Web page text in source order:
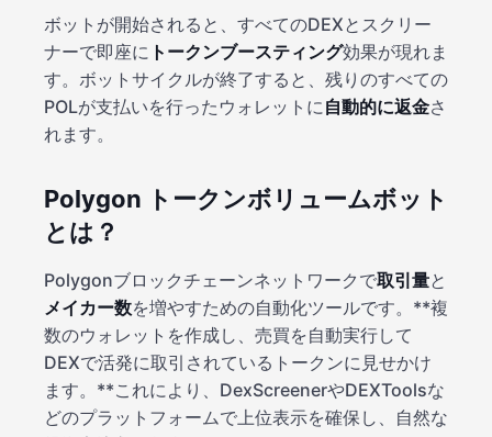
ボットが開始されると、すべてのDEXとスクリー
ナーで即座に トークンブースティング効果が現れま
す。ボットサイクルが終了すると、残りのすべての
POLが支払いを行ったウォレットに 自動的に返金さ
れます。
Polygon トークンボリュームボット
とは？
Polygonブロックチェーンネットワークで取引量と
メイカー数を増やすための自動化ツールです。**複
数のウォレットを作成し、売買を自動実行して
DEXで活発に取引されているトークンに見せかけ
ます。**これにより、DexScreenerやDEXToolsな
どのプラットフォームで上位表示を確保し、自然な